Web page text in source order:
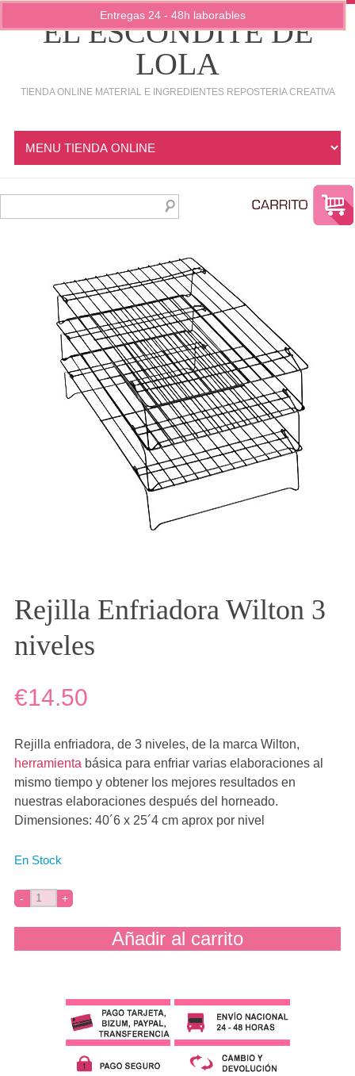
EL ESCONDITE DE
LOLA
TIENDA ONLINE MATERIAL E INGREDIENTES REPOSTERIA CREATIVA
Rejilla Enfriadora Wilton 3
niveles
€14.50
Rejilla enfriadora, de 3 niveles, de la marca Wilton,
herramienta básica para enfriar varias elaboraciones al
mismo tiempo y obtener los mejores resultados en
nuestras elaboraciones después del horneado.
Dimensiones: 40´6 x 25´4 cm aprox por nivel
En Stock
Añadir al carrito
Entregas 24 - 48h laborables